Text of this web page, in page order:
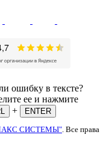
ошибку в тексте?
ее и нажмите
+
ENTER
СИСТЕМЫ" . Все права